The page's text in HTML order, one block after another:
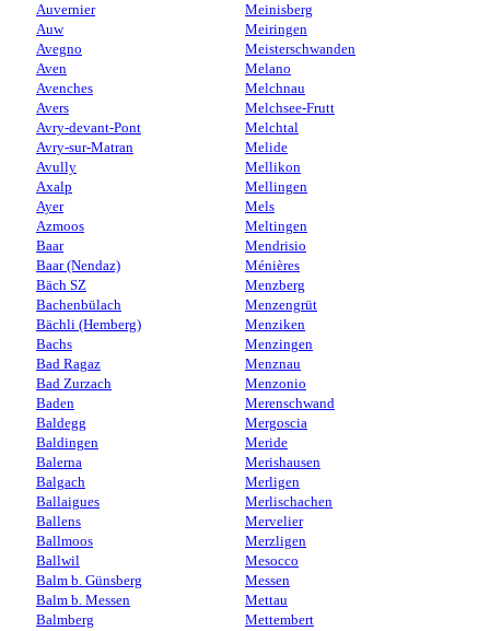
Auvernier
Auw
Avegno
Aven
Avenches
Avers
Avry-devant-Pont
Avry-sur-Matran
Avully
Axalp
Ayer
Azmoos
Baar
Baar (Nendaz)
Bäch SZ
Bachenbülach
Bächli (Hemberg)
Bachs
Bad Ragaz
Bad Zurzach
Baden
Baldegg
Baldingen
Balerna
Balgach
Ballaigues
Ballens
Ballmoos
Ballwil
Balm b. Günsberg
Balm b. Messen
Balmberg
Meinisberg
Meiringen
Meisterschwanden
Melano
Melchnau
Melchsee-Frutt
Melchtal
Melide
Mellikon
Mellingen
Mels
Meltingen
Mendrisio
Ménières
Menzberg
Menzengrüt
Menziken
Menzingen
Menznau
Menzonio
Merenschwand
Mergoscia
Meride
Merishausen
Merligen
Merlischachen
Mervelier
Merzligen
Mesocco
Messen
Mettau
Mettembert